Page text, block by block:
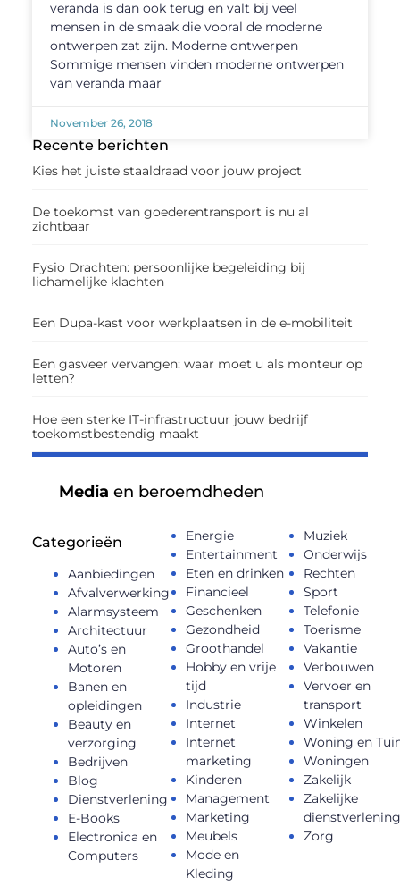
Recente berichten
Kies het juiste staaldraad voor jouw project
De toekomst van goederentransport is nu al
zichtbaar
Fysio Drachten: persoonlijke begeleiding bij
lichamelijke klachten
Een Dupa-kast voor werkplaatsen in de e-mobiliteit
Een gasveer vervangen: waar moet u als monteur op
letten?
Hoe een sterke IT-infrastructuur jouw bedrijf
toekomstbestendig maakt
Categorieën
Aanbiedingen
Afvalverwerking
Alarmsysteem
Architectuur
Auto’s en
Motoren
Banen en
opleidingen
Beauty en
verzorging
Bedrijven
Blog
Dienstverlening
E-Books
Electronica en
Computers
Energie
Entertainment
Eten en drinken
Financieel
Geschenken
Gezondheid
Groothandel
Hobby en vrije
tijd
Industrie
Internet
Internet
marketing
Kinderen
Management
Marketing
Meubels
Mode en
Kleding
Muziek
Onderwijs
Rechten
Sport
Telefonie
Toerisme
Vakantie
Verbouwen
Vervoer en
transport
Winkelen
Woning en
Woningen
Zakelijk
Zakelijke
Zorg
Media en beroemdheden
veranda is dan ook terug en valt bij veel
mensen in de smaak die vooral de moderne
ontwerpen zat zijn. Moderne ontwerpen
Sommige mensen vinden moderne ontwerpen
van veranda maar
November 26, 2018